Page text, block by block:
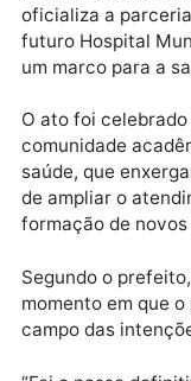
O prefeito de
aprovada pela
a Universidade
oficializa a
futuro Hospital
um marco para a
O ato foi
comunidade
saúde, que